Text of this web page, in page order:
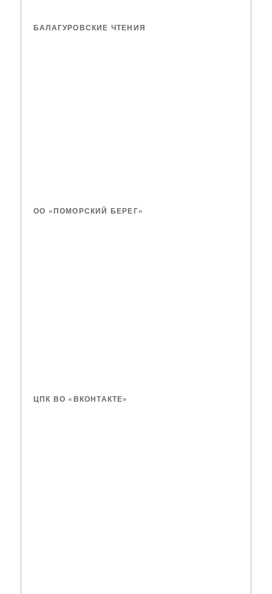
БАЛАГУРОВСКИЕ ЧТЕНИЯ
ОО «ПОМОРСКИЙ БЕРЕГ»
ЦПК ВО «ВКОНТАКТЕ»